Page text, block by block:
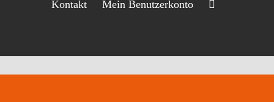
Kontakt Mein Benutzerkonto